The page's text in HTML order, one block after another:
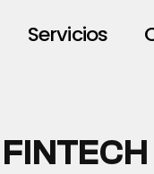
Servicios